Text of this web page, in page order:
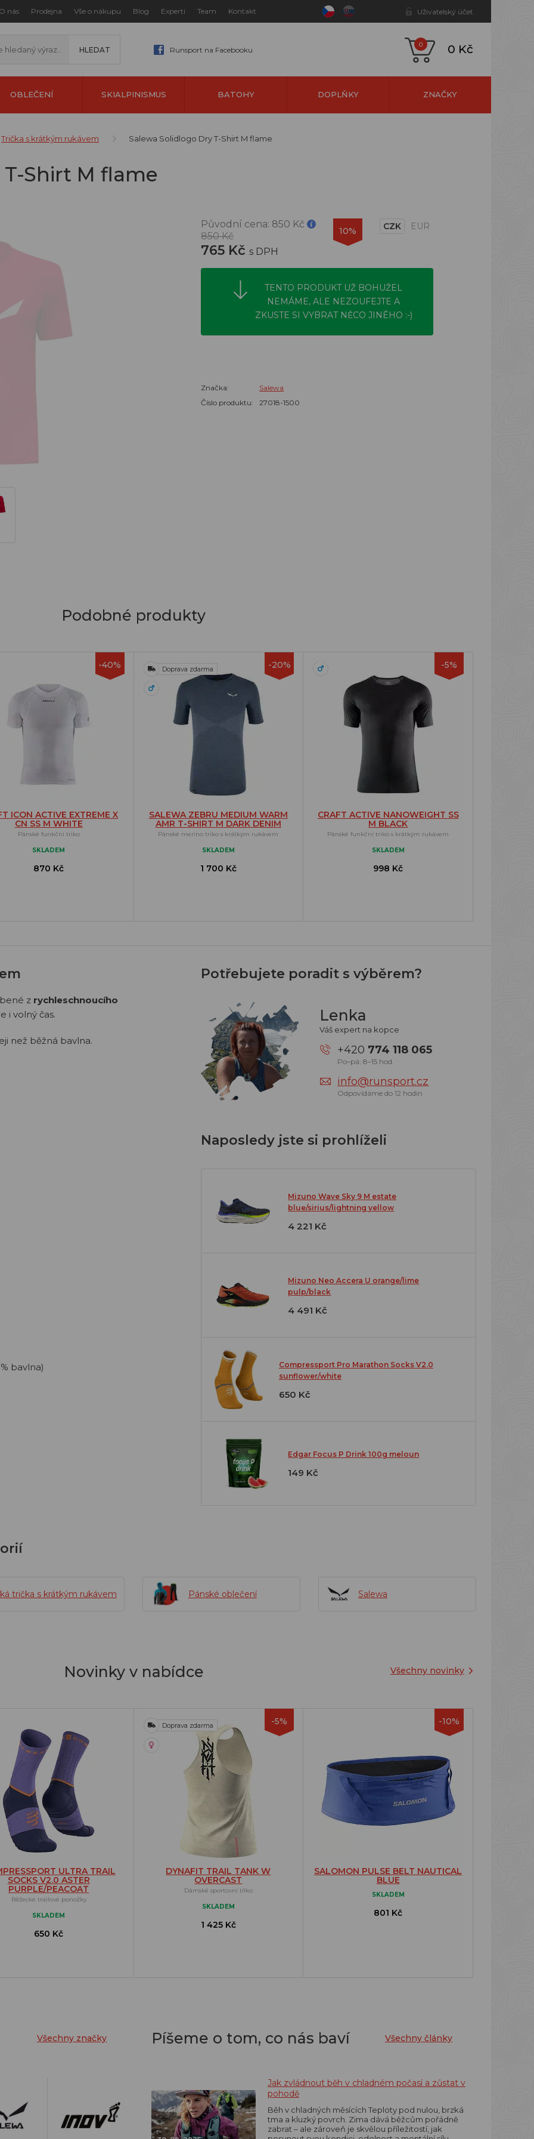
nás Prodejna Vše o nákupu Blog Experti Team Kontakt Uživatelský účet
Runsport na Facebooku
0 0 Kč
OBLEČENÍ SKIALPINISMUS BATOHY DOPLŇKY ZNAČKY
Trička s krátkým rukávem Salewa Solidlogo Dry T-Shirt M flame
Shirt M flame
Původní cena: 850 Kč
850 Kč
765 Kč s DPH
10% CZK EUR
TENTO PRODUKT UŽ BOHUŽEL
NEMÁME, ALE NEZOUFEJTE A
ZKUSTE SI VYBRAT NĚCO JINÉHO :-)
Značka:
Salewa
Číslo produktu:
27018-1500
Podobné produkty
-40%
ICON ACTIVE EXTREME X
CN SS M WHITE
Pánské funkční triko
SKLADEM
870 Kč
-20%
Doprava zdarma
SALEWA ZEBRU MEDIUM WARM
AMR T-SHIRT M DARK DENIM
Pánské merino triko s krátkým rukávem
SKLADEM
1 700 Kč
-5%
CRAFT ACTIVE NANOWEIGHT SS
M BLACK
Pánské funkční triko s krátkým rukávem
SKLADEM
998 Kč
z rychleschnoucího
i volný čas.
než běžná bavlna.
bavlna)
Potřebujete poradit s výběrem?
Lenka
Váš expert na kopce
+420 774 118 065
Po–pá: 8–15 hod.
info@runsport.cz
Odpovídáme do 12 hodin
Naposledy jste si prohlíželi
Mizuno Wave Sky 9 M estate
blue/sirius/lightning yellow
4 221 Kč
Mizuno Neo Accera U orange/lime
pulp/black
4 491 Kč
Compressport Pro Marathon Socks V2.0
sunflower/white
650 Kč
Edgar Focus P Drink 100g meloun
149 Kč
trička s krátkým rukávem Pánské oblečení Salewa
Novinky v nabídce Všechny novinky
ULTRA TRAIL
SOCKS V2.0 ASTER
PURPLE/PEACOAT
Běžecké trailové ponožky
SKLADEM
650 Kč
-5%
Doprava zdarma
DYNAFIT TRAIL TANK W
OVERCAST
Dámské sportovní tílko
SKLADEM
1 425 Kč
-10%
SALOMON PULSE BELT NAUTICAL
BLUE
SKLADEM
801 Kč
Všechny značky Píšeme o tom, co nás baví Všechny články
Jak zvládnout běh v chladném počasí a zůstat v
pohodě
Běh v chladných měsících Teploty pod nulou, brzká
tma a kluzký povrch. Zima dává běžcům pořádně
zabrat – ale zároveň je skvělou příležitostí, jak